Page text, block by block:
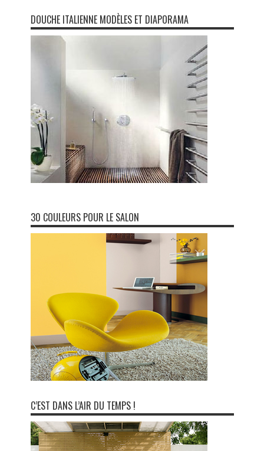
DOUCHE ITALIENNE MODÈLES ET DIAPORAMA
30 COULEURS POUR LE SALON
C’EST DANS L’AIR DU TEMPS !